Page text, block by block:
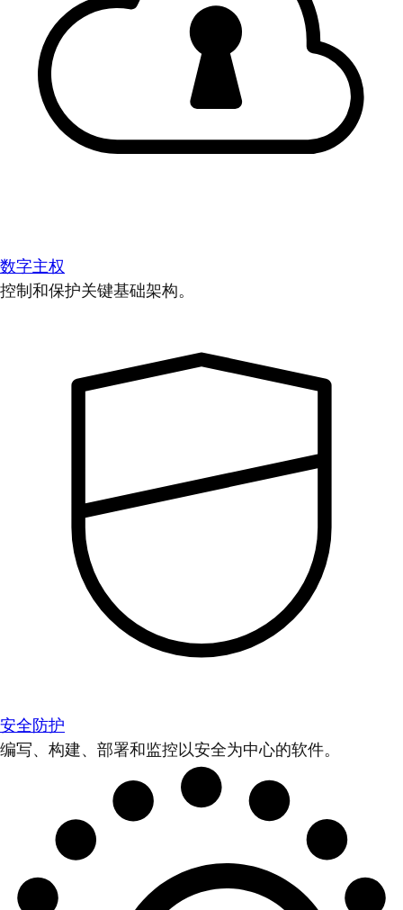
数字主权
控制和保护关键基础架构。
安全防护
编写、构建、部署和监控以安全为中心的软件。